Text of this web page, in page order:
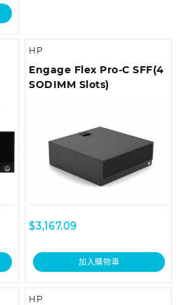
HP
Engage Flex Pro-C SFF(4
SODIMM Slots)
$3,167.09
加入購物車
HP